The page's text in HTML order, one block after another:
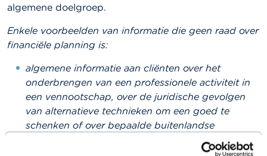
algemene doelgroep.
Enkele voorbeelden van informatie die geen raad over
financiële planning is:
algemene informatie aan cliënten over het
onderbrengen van een professionele activiteit in
een vennootschap, over de juridische gevolgen
van alternatieve technieken om een goed te
schenken of over bepaalde buitenlandse